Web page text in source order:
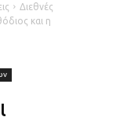
Διεθνές
και η